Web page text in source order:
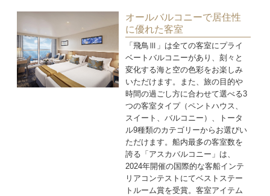
オールバルコニーで居住性
に優れた客室
「飛鳥Ⅲ」は全ての客室にプライ
ベートバルコニーがあり、刻々と
変化する海と空の色彩をお楽しみ
いただけます。また、旅の目的や
時間の過ごし方に合わせて選べる3
つの客室タイプ（ペントハウス、
スイート、バルコニー）、トータ
ル9種類のカテゴリーからお選びい
ただけます。船内最多の客室数を
誇る「アスカバルコニー」は、
2024年開催の国際的な客船インテ
リアコンテストにてベストステー
トルーム賞を受賞。客室アイテム